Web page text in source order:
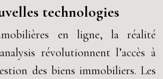
technologies
en ligne, la réalité
révolutionnent l’accès à
des biens immobiliers. Les